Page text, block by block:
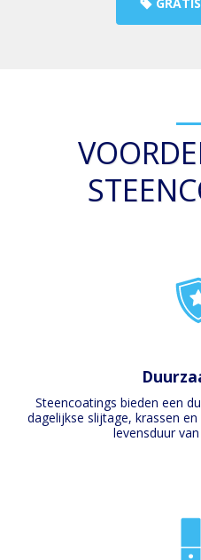
Steencoatings bieden een
dagelijkse slijtage, krassen
levensduur